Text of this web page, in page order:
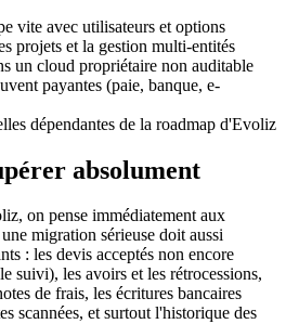
vite avec utilisateurs et options
projets et la gestion multi-entités
un cloud propriétaire non auditable
payantes (paie, banque, e-
dépendantes de la roadmap d'Evoliz
absolument
on pense immédiatement aux
migration sérieuse doit aussi
: les devis acceptés non encore
suivi), les avoirs et les rétrocessions,
de frais, les écritures bancaires
scannées, et surtout l'historique des